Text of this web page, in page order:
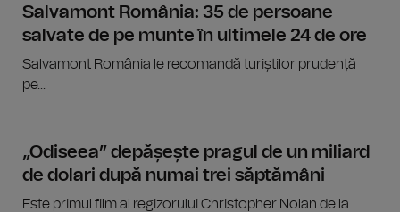
Salvamont România: 35 de persoane
salvate de pe munte în ultimele 24 de ore
Salvamont România le recomandă turiștilor prudență
pe...
„Odiseea” depășește pragul de un miliard
de dolari după numai trei săptămâni
Este primul film al regizorului Christopher Nolan de la...